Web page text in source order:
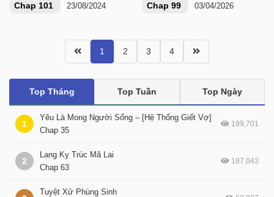
Chap 101 23/08/2024 Chap 99 03/04/2026
1 2 3 4
Top Tháng Top Tuần Top Ngày
1
Yêu Là Mong Người Sống – [Hệ Thống Giết Vợ]
Chap 35
199,701
2
Lang Kỵ Trúc Mã Lai
Chap 63
187,043
Tuyệt Xử Phùng Sinh